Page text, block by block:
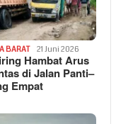
BARAT 21 Juni 2026
Hambat Arus
di Jalan Panti–
Empat